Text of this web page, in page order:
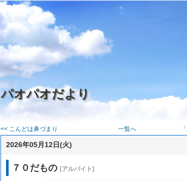
パオパオだより
<< こんどは鼻づまり 一覧へ
2026年05月12日(火)
７０だもの [アルバイト]